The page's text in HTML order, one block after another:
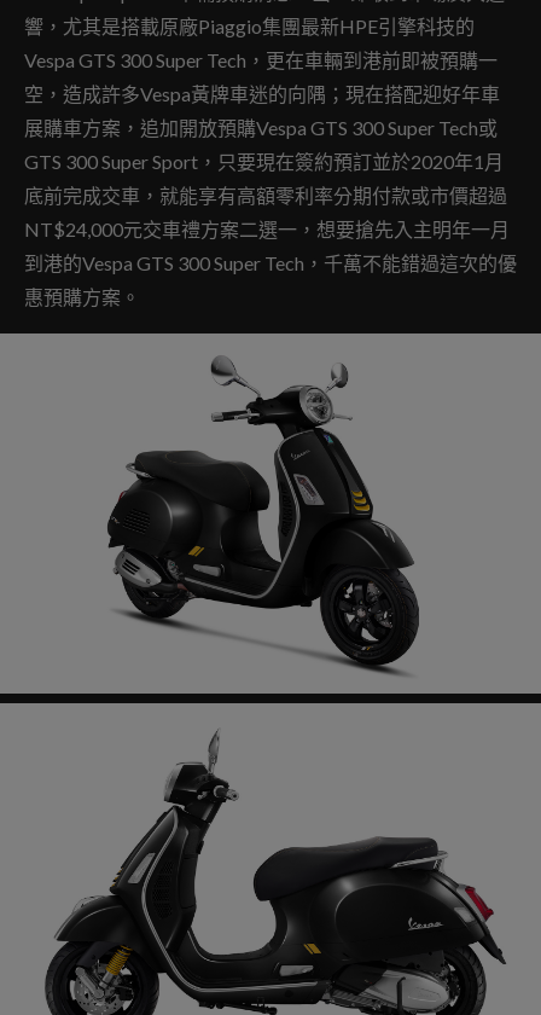
響，尤其是搭載原廠Piaggio集團最新HPE引擎科技的
Vespa GTS 300 Super Tech，更在車輛到港前即被預購一
空，造成許多Vespa黃牌車迷的向隅；現在搭配迎好年車
展購車方案，追加開放預購Vespa GTS 300 Super Tech或
GTS 300 Super Sport，只要現在簽約預訂並於2020年1月
底前完成交車，就能享有高額零利率分期付款或市價超過
NT$24,000元交車禮方案二選一，想要搶先入主明年一月
到港的Vespa GTS 300 Super Tech，千萬不能錯過這次的優
惠預購方案。